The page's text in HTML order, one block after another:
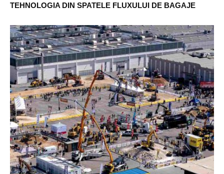
TEHNOLOGIA DIN SPATELE FLUXULUI DE BAGAJE